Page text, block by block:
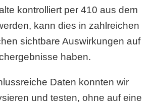
kontrolliert per 410 aus dem
kann dies in zahlreichen
sichtbare Auswirkungen auf
haben.
Daten konnten wir
und testen, ohne auf eine